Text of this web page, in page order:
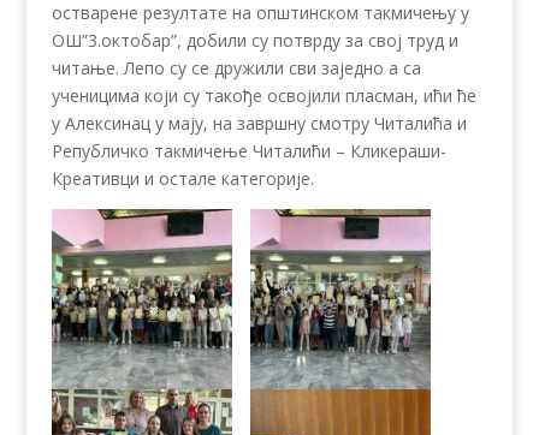
остварене резултате на општинском такмичењу у
ОШ”3.октобар”, добили су потврду за свој труд и
читање. Лепо су се дружили сви заједно а са
ученицима који су такође освојили пласман, ићи ће
у Алексинац у мају, на завршну смотру Читалића и
Републичко такмичење Читалићи – Кликераши-
Креативци и остале категорије.